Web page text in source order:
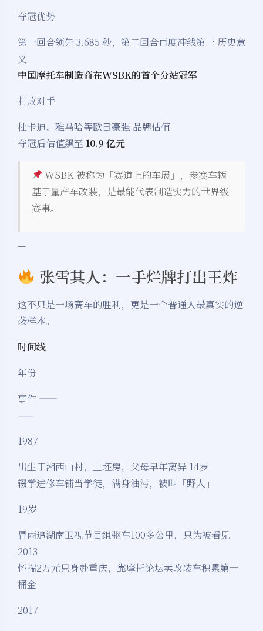
夺冠优势
第一回合领先 3.685 秒，第二回合再度冲线第一 历史意
义
中国摩托车制造商在WSBK的首个分站冠军
打败对手
杜卡迪、雅马哈等欧日豪强 品牌估值
夺冠后估值飙至 10.9 亿元
WSBK 被称为「赛道上的车展」，参赛车辆
基于量产车改装，是最能代表制造实力的世界级
赛事。
—
张雪其人：一手烂牌打出王炸
这不只是一场赛车的胜利，更是一个普通人最真实的逆
袭样本。
时间线
年份
事件 ——
——
1987
出生于湘西山村，土坯房，父母早年离异 14岁
辍学进修车铺当学徒，满身油污，被叫「野人」
19岁
冒雨追湖南卫视节目组驱车100多公里，只为被看见
2013
怀揣2万元只身赴重庆，靠摩托论坛卖改装车积累第一
桶金
2017